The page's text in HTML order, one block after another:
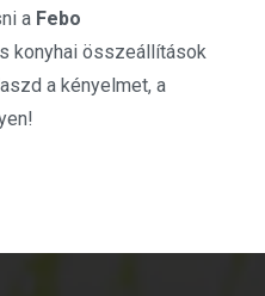
a Febo
konyhai összeállítások
a kényelmet, a